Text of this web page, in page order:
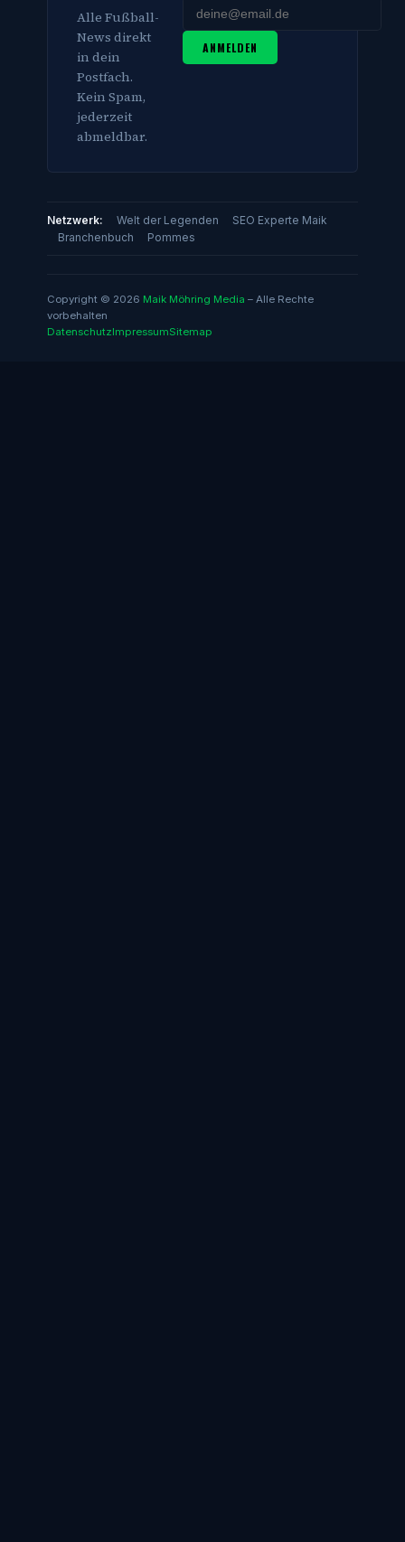
Alle Fußball-
News direkt
in dein
Postfach.
Kein Spam,
jederzeit
abmeldbar.
ANMELDEN
Netzwerk: Welt der Legenden
SEO Experte Maik
Branchenbuch
Pommes
Copyright © 2026 Maik Möhring Media – Alle Rechte
vorbehalten
DatenschutzImpressumSitemap